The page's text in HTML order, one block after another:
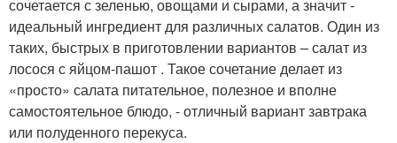
сочетается с зеленью, овощами и сырами, а значит -
идеальный ингредиент для различных салатов. Один из
таких, быстрых в приготовлении вариантов – салат из
лосося с яйцом-пашот . Такое сочетание делает из
«просто» салата питательное, полезное и вполне
самостоятельное блюдо, - отличный вариант завтрака
или полуденного перекуса.